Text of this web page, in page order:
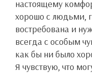
настоящему
хорошо с людьми,
востребована и
всегда с особым
как бы ни было
Я чувствую, что